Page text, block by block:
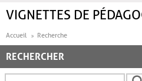
VIGNETTES DE
Accueil Recherche
RECHERCHER